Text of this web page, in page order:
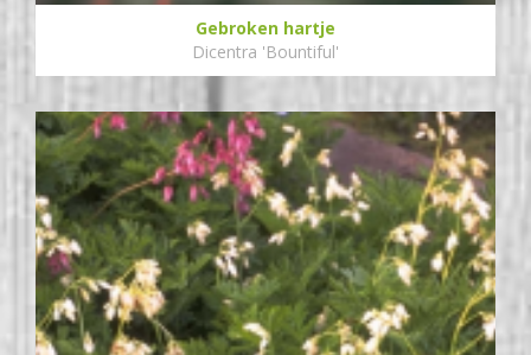
Gebroken hartje
Dicentra 'Bountiful'